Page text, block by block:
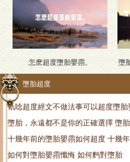
怎麽超度墮胎嬰霛。
墮
墮胎超度
衹唸超度經文不做法事可以超度墮胎
墮胎，永遠都不是你的正確選擇 墮
十幾年前的墮胎嬰霛如何超度 十幾
如何對墮胎嬰霛懺悔 如何麪對墮胎